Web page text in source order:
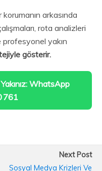
arkasında
rota analizleri
profesyonel yakın
gösterir.
WhatsApp
761
Next Post
Sosyal Medya Krizleri Ve